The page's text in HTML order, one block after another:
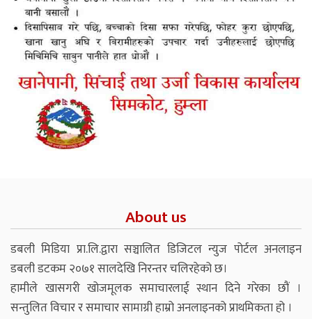
About us
डबली मिडिया प्रा.लि.द्वारा सञ्चालित डिजिटल न्युज पोर्टल अनलाइन
डबली डटकम २०७१ सालदेखि निरन्तर चलिरहेको छ।
हामीले खासगरी खोजमूलक समाचारलाई स्थान दिने गरेका छौं ।
सन्तुलित विचार र समाचार सामाग्री हाम्रो अनलाइनको प्राथमिकता हो ।